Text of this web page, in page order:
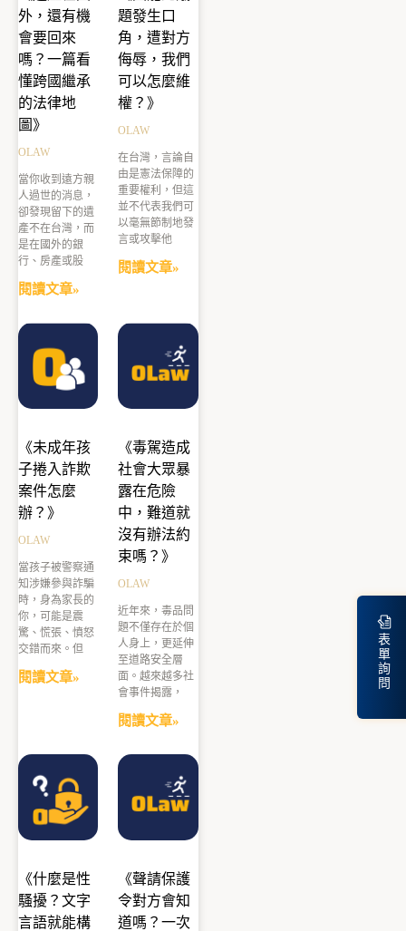
表
單
詢
問
外，還有機
會要回來
嗎？一篇看
懂跨國繼承
的法律地
圖》
OLAW
當你收到遠方親
人過世的消息，
卻發現留下的遺
產不在台灣，而
是在國外的銀
行、房產或股
閱讀文章»
題發生口
角，遭對方
侮辱，我們
可以怎麼維
權？》
OLAW
在台灣，言論自
由是憲法保障的
重要權利，但這
並不代表我們可
以毫無節制地發
言或攻擊他
閱讀文章»
《未成年孩
子捲入詐欺
案件怎麼
辦？》
OLAW
當孩子被警察通
知涉嫌參與詐騙
時，身為家長的
你，可能是震
驚、慌張、憤怒
交錯而來。但
閱讀文章»
《毒駕造成
社會大眾暴
露在危險
中，難道就
沒有辦法約
束嗎？》
OLAW
近年來，毒品問
題不僅存在於個
人身上，更延伸
至道路安全層
面。越來越多社
會事件揭露，
閱讀文章»
《什麼是性
騷擾？文字
言語就能構
《聲請保護
令對方會知
道嗎？一次